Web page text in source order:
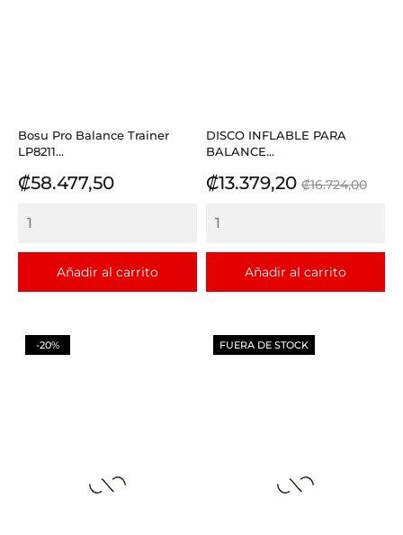
Bosu Pro Balance Trainer
LP8211...
Precio
₡58.477,50
Añadir al carrito
DISCO INFLABLE PARA
BALANCE...
Precio
₡13.379,20 Precio
₡16.724,00
Añadir al carrito
-20% FUERA DE STOCK